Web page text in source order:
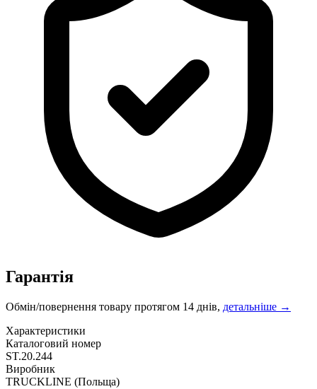
Гарантія
Обмін/повернення товару протягом 14 днів, детальніше →
Характеристики
Каталоговий номер
ST.20.244
Виробник
TRUCKLINE (Польща)